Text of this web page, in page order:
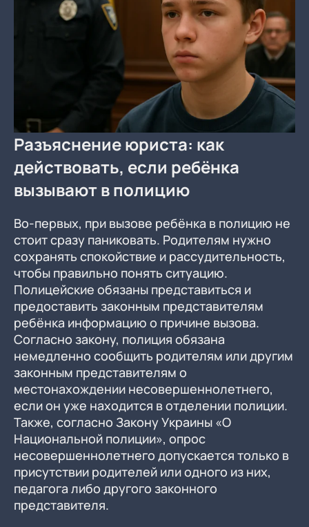
Разъяснение юриста: как
действовать, если ребёнка
вызывают в полицию
Во-первых, при вызове ребёнка в полицию не
стоит сразу паниковать. Родителям нужно
сохранять спокойствие и рассудительность,
чтобы правильно понять ситуацию.
Полицейские обязаны представиться и
предоставить законным представителям
ребёнка информацию о причине вызова.
Согласно закону, полиция обязана
немедленно сообщить родителям или другим
законным представителям о
местонахождении несовершеннолетнего,
если он уже находится в отделении полиции.
Также, согласно Закону Украины «О
Национальной полиции», опрос
несовершеннолетнего допускается только в
присутствии родителей или одного из них,
педагога либо другого законного
представителя.